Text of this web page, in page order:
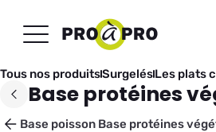
Tous nos produitsSurgelésLes plats
Base protéines
Base poisson Base protéines